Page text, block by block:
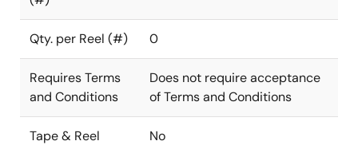
Qty. per Reel (#) 0
Requires Terms
and Conditions
Does not require acceptance
of Terms and Conditions
Tape & Reel No